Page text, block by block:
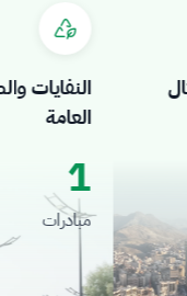
النفايات
العامة
1
مبادرات